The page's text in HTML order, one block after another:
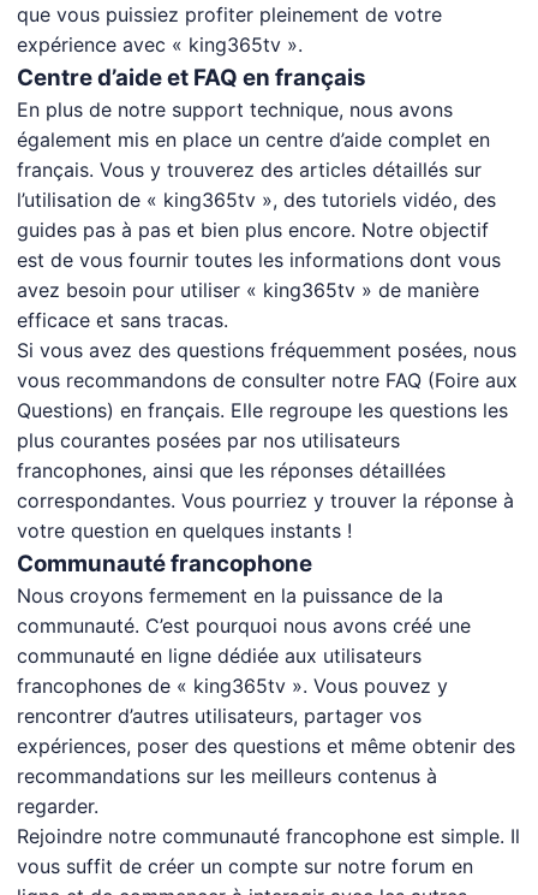
que vous puissiez profiter pleinement de votre
expérience avec « king365tv ».
Centre d’aide et FAQ en français
En plus de notre support technique, nous avons
également mis en place un centre d’aide complet en
français. Vous y trouverez des articles détaillés sur
l’utilisation de « king365tv », des tutoriels vidéo, des
guides pas à pas et bien plus encore. Notre objectif
est de vous fournir toutes les informations dont vous
avez besoin pour utiliser « king365tv » de manière
efficace et sans tracas.
Si vous avez des questions fréquemment posées, nous
vous recommandons de consulter notre FAQ (Foire aux
Questions) en français. Elle regroupe les questions les
plus courantes posées par nos utilisateurs
francophones, ainsi que les réponses détaillées
correspondantes. Vous pourriez y trouver la réponse à
votre question en quelques instants !
Communauté francophone
Nous croyons fermement en la puissance de la
communauté. C’est pourquoi nous avons créé une
communauté en ligne dédiée aux utilisateurs
francophones de « king365tv ». Vous pouvez y
rencontrer d’autres utilisateurs, partager vos
expériences, poser des questions et même obtenir des
recommandations sur les meilleurs contenus à
regarder.
Rejoindre notre communauté francophone est simple. Il
vous suffit de créer un compte sur notre forum en